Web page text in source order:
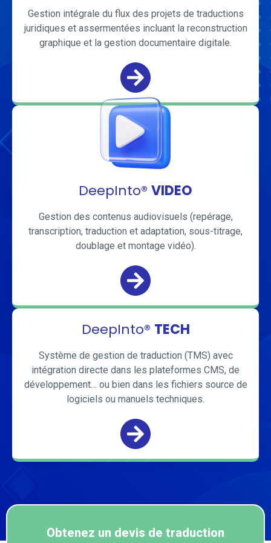
Gestion intégrale du flux des projets de traductions
juridiques et assermentées incluant la reconstruction
graphique et la gestion documentaire digitale.
DeepInto® VIDEO
Gestion des contenus audiovisuels (repérage,
transcription, traduction et adaptation, sous-titrage,
doublage et montage vidéo).
DeepInto® TECH
Système de gestion de traduction (TMS) avec
intégration directe dans les plateformes CMS, de
développement… ou bien dans les fichiers source de
logiciels ou manuels techniques.
Obtenez un devis de traduction